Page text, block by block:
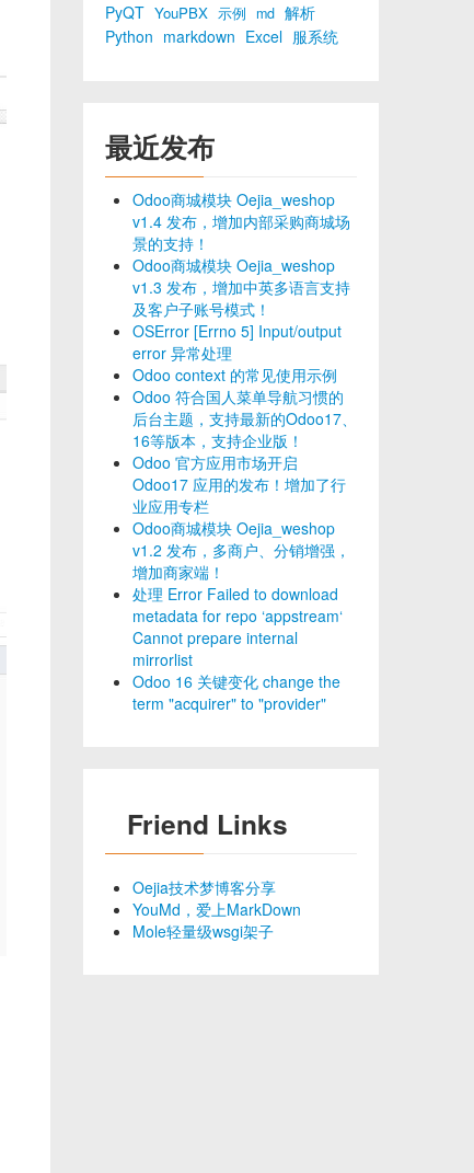
PyQT YouPBX 示例 md 解析
Python markdown Excel 服系统
最近发布
Odoo商城模块 Oejia_weshop
v1.4 发布，增加内部采购商城场
景的支持！
Odoo商城模块 Oejia_weshop
v1.3 发布，增加中英多语言支持
及客户子账号模式！
OSError [Errno 5] Input/output
error 异常处理
Odoo context 的常见使用示例
Odoo 符合国人菜单导航习惯的
后台主题，支持最新的Odoo17、
16等版本，支持企业版！
Odoo 官方应用市场开启
Odoo17 应用的发布！增加了行
业应用专栏
Odoo商城模块 Oejia_weshop
v1.2 发布，多商户、分销增强，
增加商家端！
处理 Error Failed to download
metadata for repo ‘appstream‘
Cannot prepare internal
mirrorlist
Odoo 16 关键变化 change the
term "acquirer" to "provider"
Friend Links
Oejia技术梦博客分享
YouMd，爱上MarkDown
Mole轻量级wsgi架子